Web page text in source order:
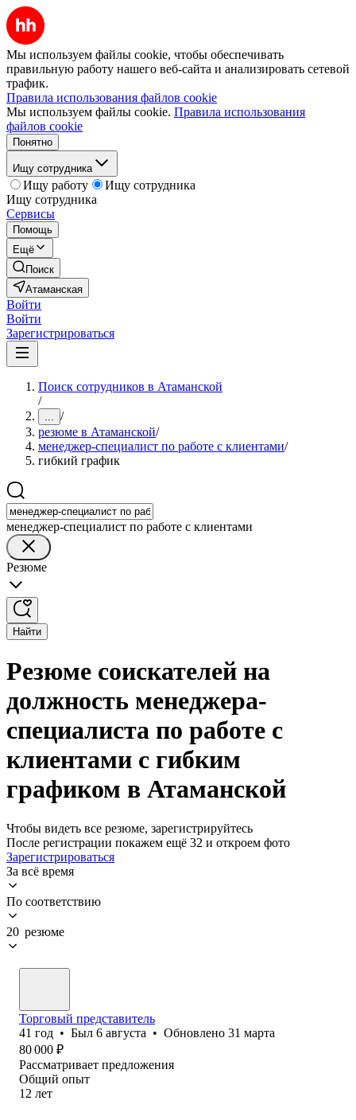
Мы используем файлы cookie, чтобы обеспечивать
правильную работу нашего веб-сайта и анализировать сетевой
трафик.
Правила использования файлов cookie
Мы используем файлы cookie. Правила использования
файлов cookie
Понятно
Ищу сотрудника
Ищу работу
Ищу сотрудника
Ищу сотрудника
Сервисы
Помощь
Ещё
Поиск
Атаманская
Войти
Войти
Зарегистрироваться
Поиск сотрудников в Атаманской
/
... /
резюме в Атаманской/
менеджер-специалист по работе с клиентами/
гибкий график
менеджер-специалист по работе с клиентами
Резюме
Найти
Резюме соискателей на
должность менеджера-
специалиста по работе с
клиентами с гибким
графиком в Атаманской
Чтобы видеть все резюме, зарегистрируйтесь
После регистрации покажем ещё 32 и откроем фото
Зарегистрироваться
За всё время
По соответствию
20 резюме
Торговый представитель
41 год • Был 6 августа • Обновлено 31 марта
80 000 ₽
Рассматривает предложения
Общий опыт
12 лет